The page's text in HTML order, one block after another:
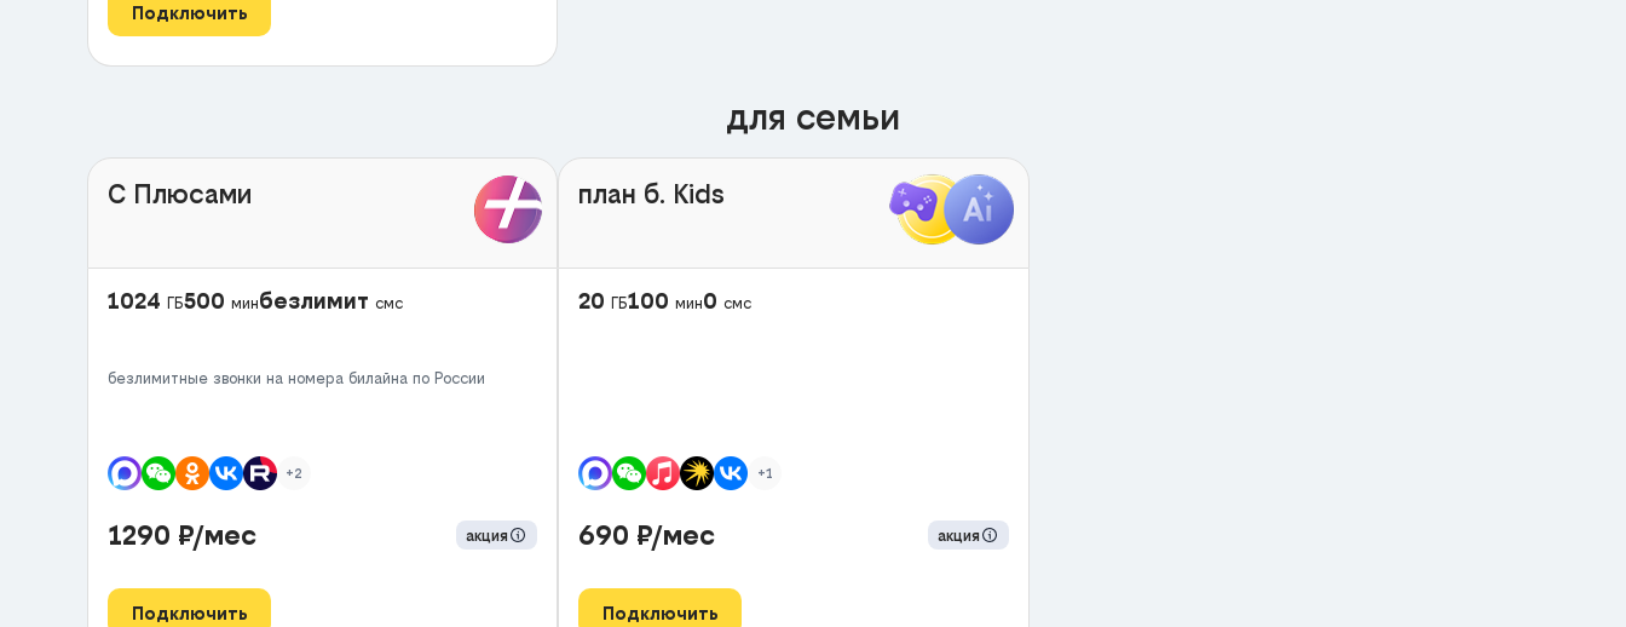
Подключить
для семьи
С Плюсами
1024 ГБ500 минбезлимит смс
безлимитные звонки на номера билайна по России
+2
1290 ₽/мес акция
Подключить
план б. Kids
20 ГБ100 мин0 смс
+1
690 ₽/мес акция
Подключить